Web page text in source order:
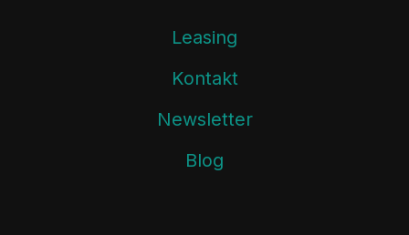
Leasing
Kontakt
Newsletter
Blog